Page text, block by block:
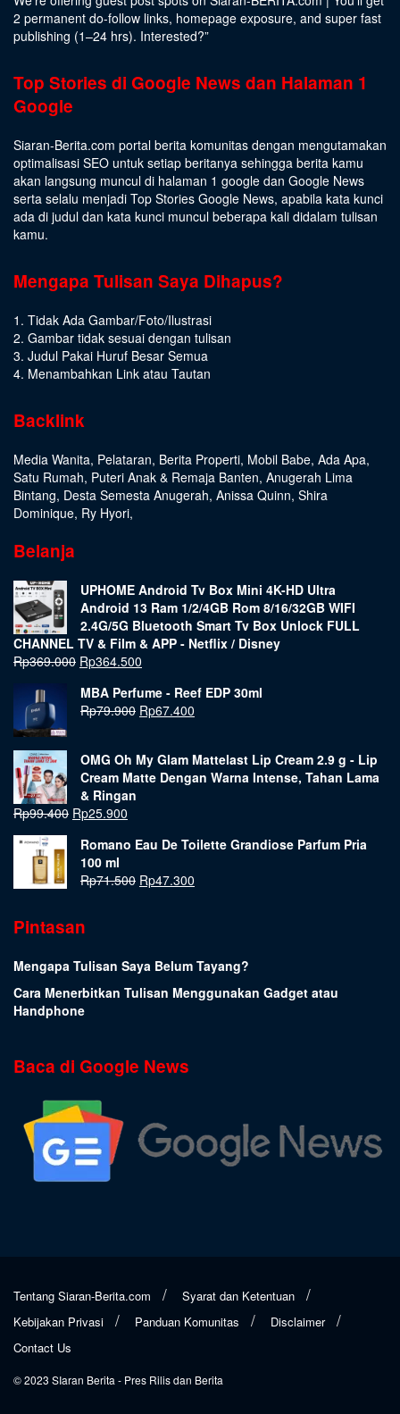
2 permanent do-follow links, homepage exposure, and super fast
publishing (1–24 hrs). Interested?”
Top Stories di Google News dan Halaman 1
Google
Siaran-Berita.com portal berita komunitas dengan mengutamakan
optimalisasi SEO untuk setiap beritanya sehingga berita kamu
akan langsung muncul di halaman 1 google dan Google News
serta selalu menjadi Top Stories Google News, apabila kata kunci
ada di judul dan kata kunci muncul beberapa kali didalam tulisan
kamu.
Mengapa Tulisan Saya Dihapus?
1. Tidak Ada Gambar/Foto/Ilustrasi
2. Gambar tidak sesuai dengan tulisan
3. Judul Pakai Huruf Besar Semua
4. Menambahkan Link atau Tautan
Backlink
Media Wanita, Pelataran, Berita Properti, Mobil Babe, Ada Apa,
Satu Rumah, Puteri Anak & Remaja Banten, Anugerah Lima
Bintang, Desta Semesta Anugerah, Anissa Quinn, Shira
Dominique, Ry Hyori,
Belanja
UPHOME Android Tv Box Mini 4K-HD Ultra
Android 13 Ram 1/2/4GB Rom 8/16/32GB WIFI
2.4G/5G Bluetooth Smart Tv Box Unlock FULL
CHANNEL TV & Film & APP - Netflix / Disney
Rp369.000 Rp364.500
MBA Perfume - Reef EDP 30ml
Rp79.900 Rp67.400
OMG Oh My Glam Mattelast Lip Cream 2.9 g - Lip
Cream Matte Dengan Warna Intense, Tahan Lama
& Ringan
Rp99.400 Rp25.900
Romano Eau De Toilette Grandiose Parfum Pria
100 ml
Rp71.500 Rp47.300
Pintasan
Mengapa Tulisan Saya Belum Tayang?
Cara Menerbitkan Tulisan Menggunakan Gadget atau
Handphone
Baca di Google News
Tentang Siaran-Berita.com
Syarat dan Ketentuan
Kebijakan Privasi
Panduan Komunitas
Disclaimer
Contact Us
© 2023 SIaran Berita - Pres Rilis dan Berita